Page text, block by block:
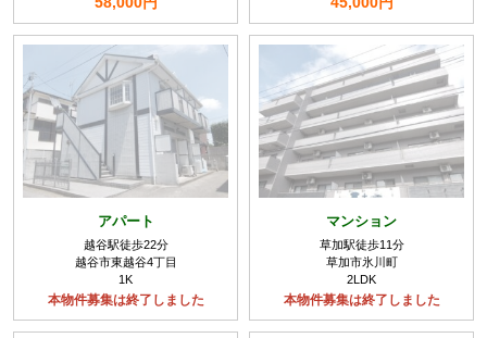
アパート
越谷駅徒歩22分
越谷市東越谷4丁目
1K
本物件募集は終了しました
マンション
草加駅徒歩11分
草加市氷川町
2LDK
本物件募集は終了しました